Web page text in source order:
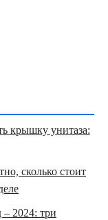
крышку унитаза:
сколько стоит
2024: три